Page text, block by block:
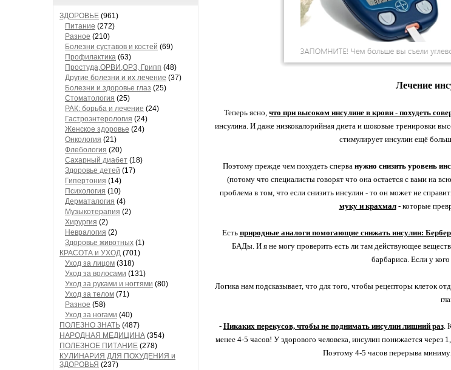
ЗДОРОВЬЕ (961)
Питание (272)
Разное (210)
Болезни суставов и костей (69)
Профилактика (63)
Простуда,ОРВИ,ОРЗ, Грипп (48)
Другие болезни и их лечение (37)
Болезни и здоровье глаз (25)
Стоматология (25)
РАК: борьба и лечение (24)
Гастроэнтерология (24)
Женское здоровье (24)
Онкология (21)
Флебология (20)
Сахарный диабет (18)
Здоровье детей (17)
Гипертония (14)
Психология (10)
Дерматалогия (4)
Музыкотерапия (2)
Хирургия (2)
Невралогия (2)
Здоровье животных (1)
КРАСОТА и УХОД (701)
Уход за лицом (318)
Уход за волосами (131)
Уход за руками и ногтями (80)
Уход за телом (71)
Разное (58)
Уход за ногами (40)
ПОЛЕЗНО ЗНАТЬ (487)
НАРОДНАЯ МЕДИЦИНА (354)
ПОЛЕЗНОЕ ПИТАНИЕ (278)
КУЛИНАРИЯ ДЛЯ ПОХУДЕНИЯ и
ЗДОРОВЬЯ (237)
Лечение
Теперь ясно, что при высоком инсулине в крови - похудеть
инсулина. И даже низкокалорийная диета и шоковые тренировки
стимулирует инсулин ещё
Поэтому прежде чем похудеть сперва нужно снизить уровень
(потому что специалисты говорят что она остается с вами на
проблема в том, что если снизить инсулин - то он может не
муку и крахмал- которые
Есть природные аналоги помогающие снижать инсулин:
БАДы. И я не могу проверить есть ли там действующее
барбариса. Если у
Логика нам подсказывает, что для того, чтобы рецепторы клеток
- Никаких перекусов, чтобы не поднимать инсулин лишний раз.
менее 4-5 часов! У здорового человека, инсулин понижается
Поэтому 4-5 часов перерыва